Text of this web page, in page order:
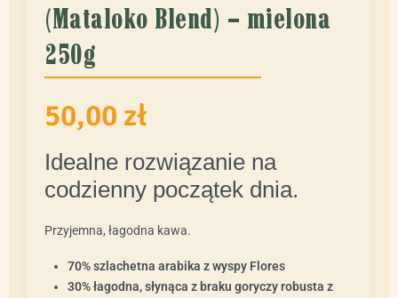
(Mataloko Blend) – mielona
250g
50,00 zł
Idealne rozwiązanie na
codzienny początek dnia.
Przyjemna, łagodna kawa.
70% szlachetna arabika z wyspy Flores
30% łagodna, słynąca z braku goryczy robusta z